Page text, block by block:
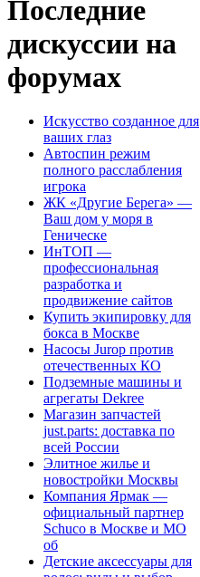
Последние
дискуссии на
форумах
Искусство созданное для
ваших глаз
Автоспин режим
полного расслабления
игрока
ЖК «Другие Берега» —
Ваш дом у моря в
Геническе
ИнТОП —
профессиональная
разработка и
продвижение сайтов
Купить экипировку для
бокса в Москве
Насосы Jurop против
отечественных КО
Подземные машины и
агрегаты Dekree
Магазин запчастей
just.parts: доставка по
всей России
Элитное жилье и
новостройки Москвы
Компания Ярмак —
официальный партнер
Schuco в Москве и МО
об
Детские аксессуары для